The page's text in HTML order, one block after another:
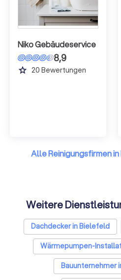
Niko Gebäudeservice
8,9
grade 20 Bewertungen
Alle Reinigungsfirmen
Weitere
Dachdecker in Bielefeld
Wärmepumpen-
Bauunternehmer